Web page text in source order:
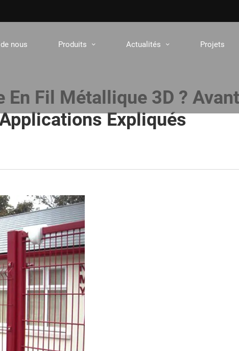
nous Produits Actualités Projets
En Fil Métallique 3D ?
Expliqués